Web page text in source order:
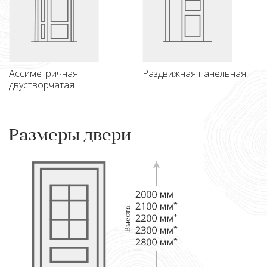
Ассиметричная
двустворчатая
Раздвижная панельная
Размеры двери